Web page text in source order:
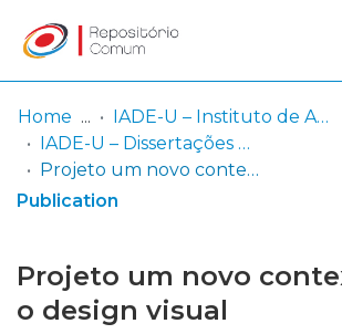
Communities
& Collections
Entities
Log
In
(current)
Home
IADE-U – Instituto de Arte, Design e Empresa - Universitário
IADE-U – Dissertações de Mestrado
Projeto um novo contexto para o design visual
Publication
Projeto um novo
o design visual